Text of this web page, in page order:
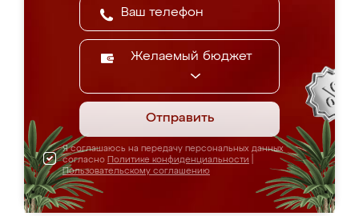
Желаемый бюджет
Отправить
Я соглашаюсь на передачу персональных данных
согласно Политике конфиденциальности
Пользовательскому соглашению